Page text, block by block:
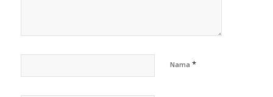
Nama *